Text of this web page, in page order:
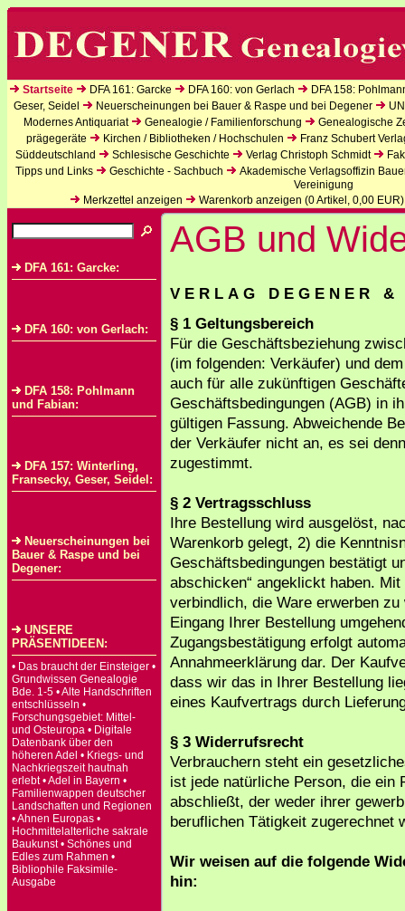
Startseite DFA 161: Garcke DFA 160: von Gerlach
DFA 158:
Geser, Seidel
Neuerscheinungen bei Bauer & Raspe und bei Degener
Modernes Antiquariat
Genealogie / Familienforschung
Genealogische
prägegeräte
Kirchen / Bibliotheken / Hochschulen
Franz Schubert
Süddeutschland
Schlesische Geschichte Verlag Christoph Schmidt
Tipps und Links
Geschichte - Sachbuch
Akademische Verlagsoffizin
Vereinigung
Merkzettel anzeigen
Warenkorb anzeigen (0Artikel, 0,00 EUR)
DFA 161: Garcke:
DFA 160: von Gerlach:
DFA 158: Pohlmann
und Fabian:
DFA 157: Winterling,
Fransecky, Geser, Seidel:
Neuerscheinungen bei
Bauer & Raspe und bei
Degener:
UNSERE
PRÄSENTIDEEN:
• Das braucht der Einsteiger •
Grundwissen Genealogie
Bde. 1-5 • Alte Handschriften
entschlüsseln •
Forschungsgebiet: Mittel-
und Osteuropa • Digitale
Datenbank über den
höheren Adel • Kriegs- und
Nachkriegszeit hautnah
erlebt • Adel in Bayern •
Familienwappen deutscher
Landschaften und Regionen
• Ahnen Europas •
Hochmittelalterliche sakrale
Baukunst • Schönes und
Edles zum Rahmen •
Bibliophile Faksimile-
Ausgabe
AGB und
V E R L A G D E G E N E R
§ 1 Geltungsbereich
Für die Geschäftsbeziehung
(im folgenden: Verkäufer) und
auch für alle zukünftigen
Geschäftsbedingungen (AGB) in
gültigen Fassung. Abweichende
der Verkäufer nicht an, es sei
zugestimmt.
§ 2 Vertragsschluss
Ihre Bestellung wird ausgelöst,
Warenkorb gelegt, 2) die
Geschäftsbedingungen bestätigt
abschicken“ angeklickt haben. Mit
verbindlich, die Ware erwerben
Eingang Ihrer Bestellung
Zugangsbestätigung erfolgt
Annahmeerklärung dar. Der
dass wir das in Ihrer Bestellung
eines Kaufvertrags durch
§ 3 Widerrufsrecht
Verbrauchern steht ein
ist jede natürliche Person, die ein
abschließt, der weder ihrer
beruflichen Tätigkeit zugerechnet
Wir weisen auf die folgende
hin: